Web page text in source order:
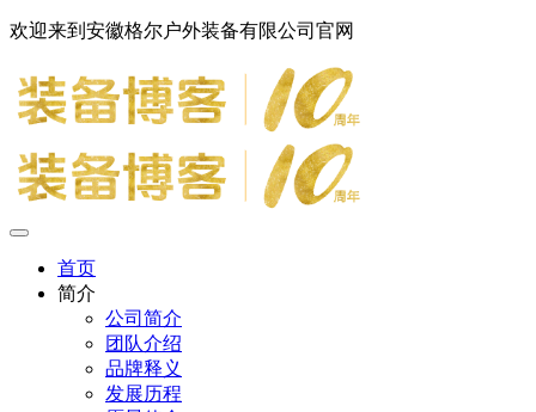
欢迎来到安徽格尔户外装备有限公司官网
首页
简介
公司简介
团队介绍
品牌释义
发展历程